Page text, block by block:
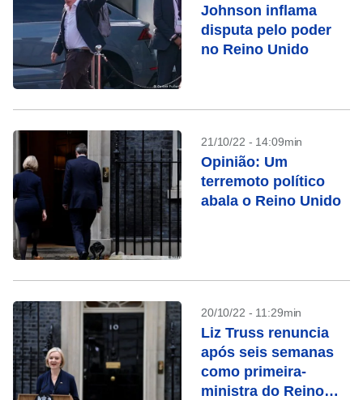
Johnson inflama
disputa pelo poder
no Reino Unido
21/10/22 - 14:09min
Opinião: Um
terremoto político
abala o Reino Unido
20/10/22 - 11:29min
Liz Truss renuncia
após seis semanas
como primeira-
ministra do Reino